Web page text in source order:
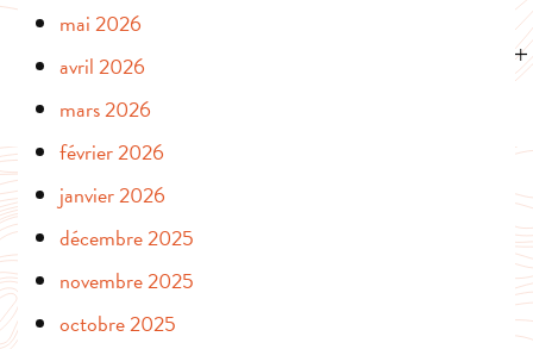
mai 2026
avril 2026
mars 2026
février 2026
janvier 2026
décembre 2025
novembre 2025
octobre 2025